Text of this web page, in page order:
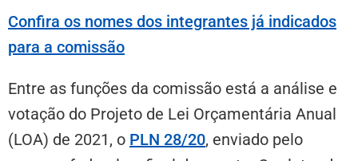
Confira os nomes dos integrantes já indicados
para a comissão
Entre as funções da comissão está a análise e
votação do Projeto de Lei Orçamentária Anual
(LOA) de 2021, o PLN 28/20, enviado pelo